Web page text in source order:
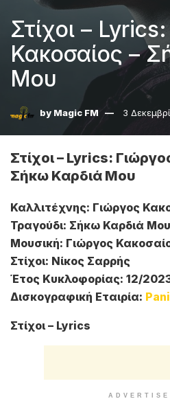
Στίχοι –
Κακοσαίος –
Μου
by Magic FM 3
Στίχοι – Lyrics:
Σήκω Καρδιά Μου
Καλλιτέχνης: Γιώργος
Τραγούδι: Σήκω Καρδιά Μου
Μουσική: Γιώργος
Στίχοι: Νίκος Σαρρής
Έτος Κυκλοφορίας: 12/
Δισκογραφική Εταιρία:
Στίχοι – Lyrics